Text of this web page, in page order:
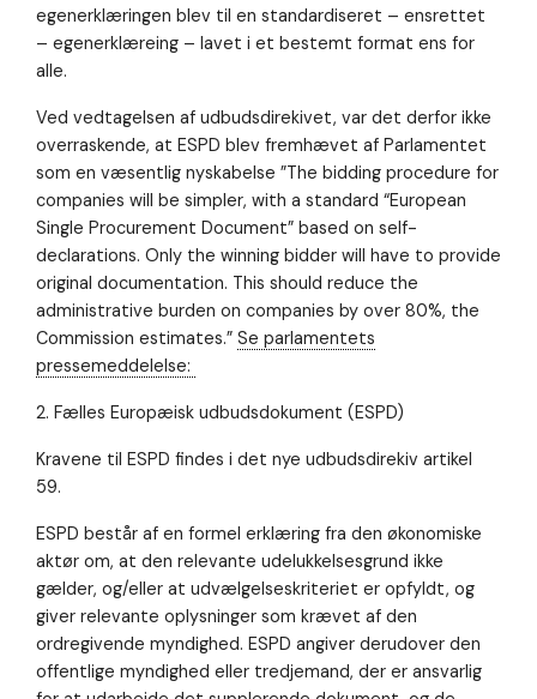
egenerklæringen blev til en standardiseret – ensrettet
– egenerklæreing – lavet i et bestemt format ens for
alle.
Ved vedtagelsen af udbudsdirekivet, var det derfor ikke
overraskende, at ESPD blev fremhævet af Parlamentet
som en væsentlig nyskabelse ”The bidding procedure for
companies will be simpler, with a standard “European
Single Procurement Document” based on self-
declarations. Only the winning bidder will have to provide
original documentation. This should reduce the
administrative burden on companies by over 80%, the
Commission estimates.” Se parlamentets
pressemeddelelse:
2. Fælles Europæisk udbudsdokument (ESPD)
Kravene til ESPD findes i det nye udbudsdirekiv artikel
59.
ESPD består af en formel erklæring fra den økonomiske
aktør om, at den relevante udelukkelsesgrund ikke
gælder, og/eller at udvælgelseskriteriet er opfyldt, og
giver relevante oplysninger som krævet af den
ordregivende myndighed. ESPD angiver derudover den
offentlige myndighed eller tredjemand, der er ansvarlig